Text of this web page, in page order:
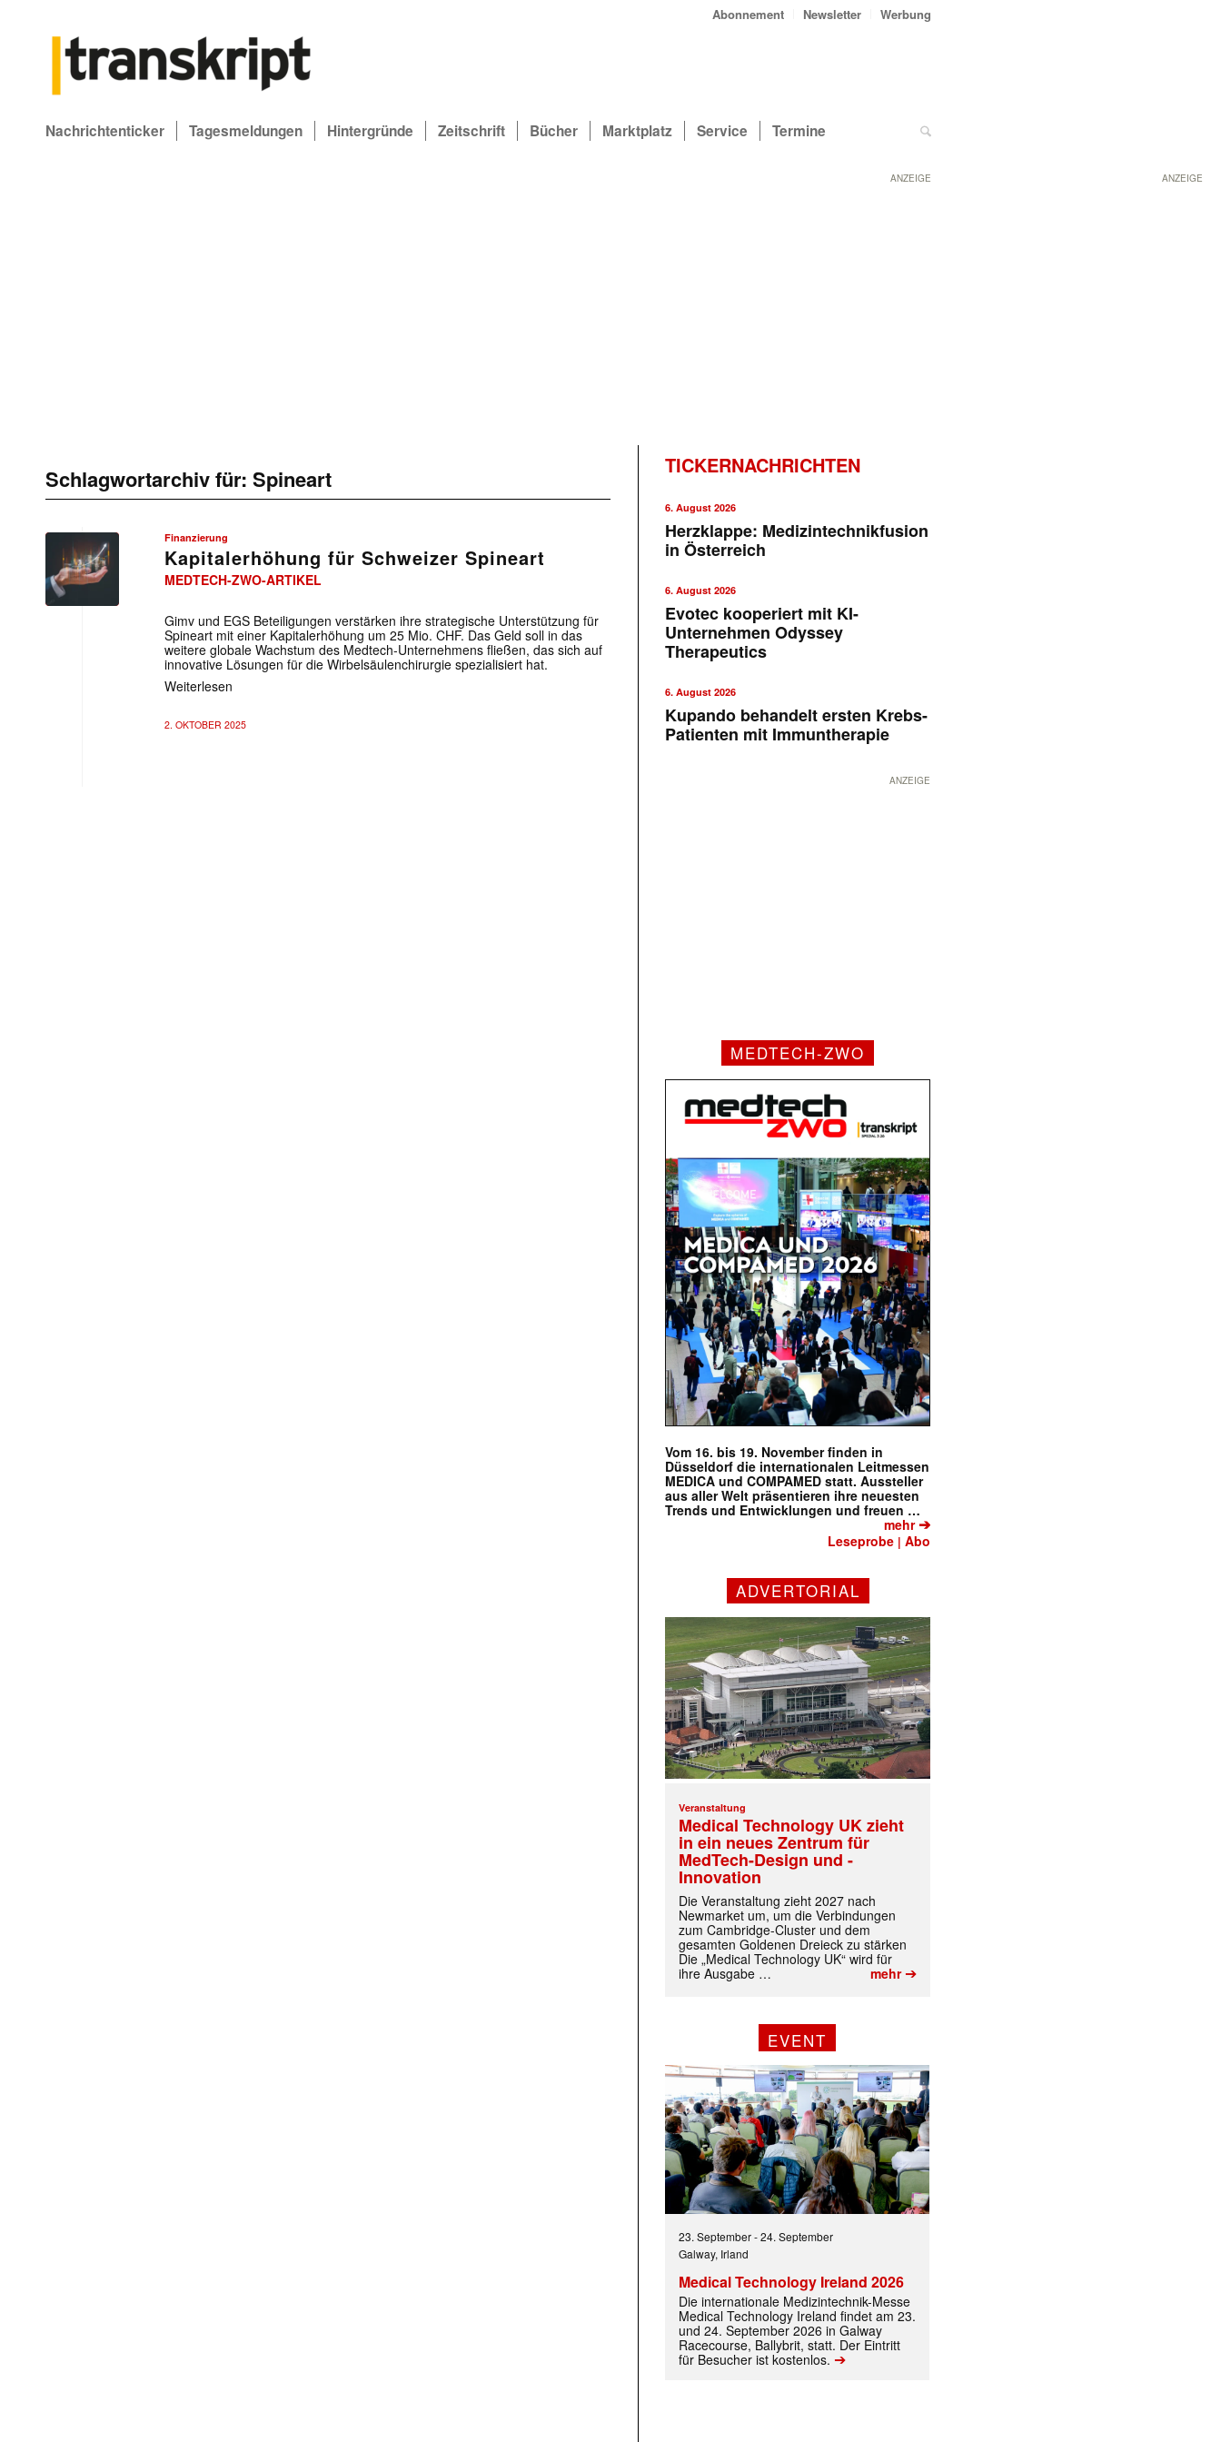
ANZEIGE
Mit dem |transkript-Newsletter jede Woche aktuell informiert.
Abonnement Newsletter Werbung
Nachrichtenticker Tagesmeldungen Hintergründe Zeitschrift Bücher Marktplatz Service Termine
ANZEIGE
Schlagwortarchiv für: Spineart
Finanzierung
Kapitalerhöhung für Schweizer Spineart
MEDTECH-ZWO-ARTIKEL
Gimv und EGS Beteiligungen verstärken ihre strategische Unterstützung für
Spineart mit einer Kapitalerhöhung um 25 Mio. CHF. Das Geld soll in das
weitere globale Wachstum des Medtech-Unternehmens fließen, das sich auf
innovative Lösungen für die Wirbelsäulenchirurgie spezialisiert hat.
Weiterlesen
2. OKTOBER 2025
TICKERNACHRICHTEN
6. August 2026
Herzklappe: Medizintechnikfusion
in Österreich
6. August 2026
Evotec kooperiert mit KI-
Unternehmen Odyssey
Therapeutics
6. August 2026
Kupando behandelt ersten Krebs-
Patienten mit Immuntherapie
ANZEIGE
MEDTECH-ZWO
Vom 16. bis 19. November finden in
Düsseldorf die internationalen Leitmessen
MEDICA und COMPAMED statt. Aussteller
aus aller Welt präsentieren ihre neuesten
Trends und Entwicklungen und freuen …
mehr➔
Leseprobe |Abo
ADVERTORIAL
Veranstaltung
Medical Technology UK zieht
in ein neues Zentrum für
MedTech-Design und -
Innovation
Die Veranstaltung zieht 2027 nach
Newmarket um, um die Verbindungen
zum Cambridge-Cluster und dem
gesamten Goldenen Dreieck zu stärken
Die „Medical Technology UK“ wird für
ihre Ausgabe …
mehr➔
EVENT
23. September-24. September
Galway, Irland
Medical Technology Ireland 2026
Die internationale Medizintechnik-Messe
Medical Technology Ireland findet am 23.
und 24. September 2026 in Galway
Racecourse, Ballybrit, statt. Der Eintritt
für Besucher ist kostenlos. ➔